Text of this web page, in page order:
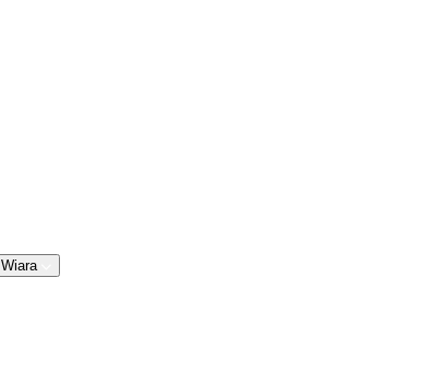
Wiara